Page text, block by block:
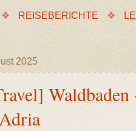
REISEBERICHTE ❖
2025